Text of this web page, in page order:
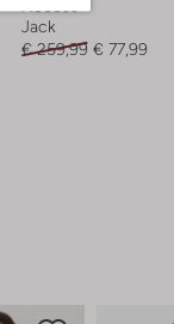
Jack
€ 259,99 € 77,99